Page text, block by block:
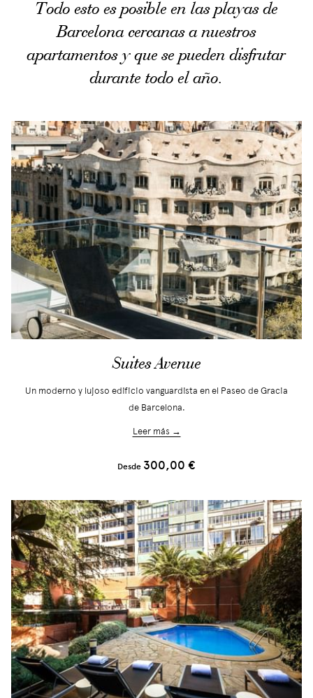
Todo esto es posible en las playas de
Barcelona cercanas a nuestros
apartamentos y que se pueden disfrutar
durante todo el año.
Suites Avenue
Un moderno y lujoso edificio vanguardista en el Paseo de Gracia
de Barcelona.
Leer más →
Desde 300,00 €